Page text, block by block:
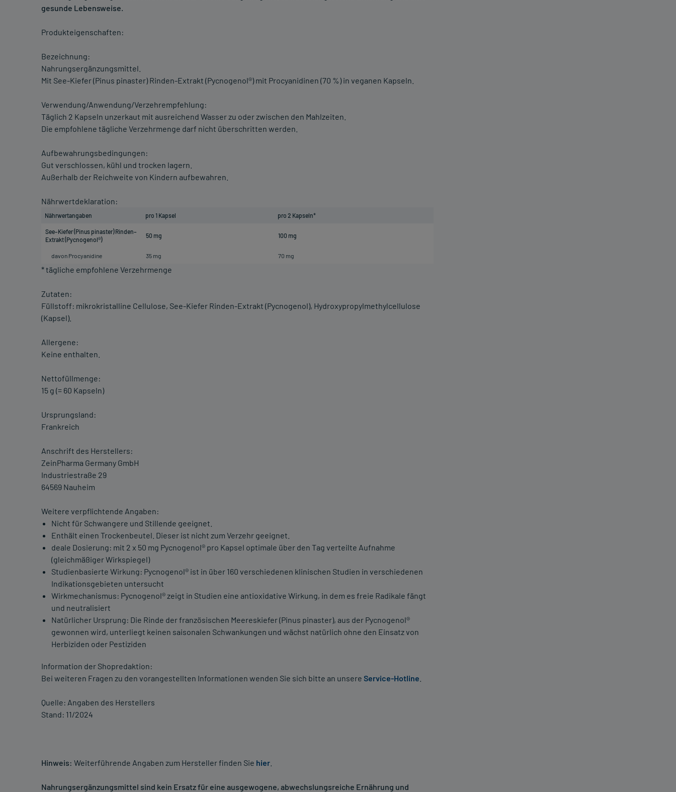
gesunde Lebensweise.
Produkteigenschaften:
Bezeichnung:
Nahrungsergänzungsmittel.
Mit See-Kiefer (Pinus pinaster) Rinden-Extrakt (Pycnogenol®) mit Procyanidinen (70 %) in veganen Kapseln.
Verwendung/Anwendung/Verzehrempfehlung:
Täglich 2 Kapseln unzerkaut mit ausreichend Wasser zu oder zwischen den Mahlzeiten.
Die empfohlene tägliche Verzehrmenge darf nicht überschritten werden.
Aufbewahrungsbedingungen:
Gut verschlossen, kühl und trocken lagern.
Außerhalb der Reichweite von Kindern aufbewahren.
Nährwertdeklaration:
Nährwertangaben pro 1 Kapsel pro 2 Kapseln*
See–Kiefer (Pinus pinaster) Rinden–
Extrakt (Pycnogenol®)
50 mg 100 mg
davon Procyanidine 35 mg 70 mg
* tägliche empfohlene Verzehrmenge
Zutaten:
Füllstoff: mikrokristalline Cellulose, See-Kiefer Rinden-Extrakt (Pycnogenol), Hydroxypropylmethylcellulose
(Kapsel).
Allergene:
Keine enthalten.
Nettofüllmenge:
15 g (= 60 Kapseln)
Ursprungsland:
Frankreich
Anschrift des Herstellers:
ZeinPharma Germany GmbH
Industriestraße 29
64569 Nauheim
Weitere verpflichtende Angaben:
Nicht für Schwangere und Stillende geeignet.
Enthält einen Trockenbeutel. Dieser ist nicht zum Verzehr geeignet.
deale Dosierung: mit 2 x 50 mg Pycnogenol® pro Kapsel optimale über den Tag verteilte Aufnahme
(gleichmäßiger Wirkspiegel)
Studienbasierte Wirkung: Pycnogenol® ist in über 160 verschiedenen klinischen Studien in verschiedenen
Indikationsgebieten untersucht
Wirkmechanismus: Pycnogenol® zeigt in Studien eine antioxidative Wirkung, in dem es freie Radikale fängt
und neutralisiert
Natürlicher Ursprung: Die Rinde der französischen Meereskiefer (Pinus pinaster), aus der Pycnogenol®
gewonnen wird, unterliegt keinen saisonalen Schwankungen und wächst natürlich ohne den Einsatz von
Herbiziden oder Pestiziden
Information der Shopredaktion:
Bei weiteren Fragen zu den vorangestellten Informationen wenden Sie sich bitte an unsere Service-Hotline
Quelle: Angaben des Herstellers
Stand: 11/2024
Hinweis: Weiterführende Angaben zum Hersteller finden Sie hier
Nahrungsergänzungsmittel sind kein Ersatz für eine ausgewogene, abwechslungsreiche Ernährung und